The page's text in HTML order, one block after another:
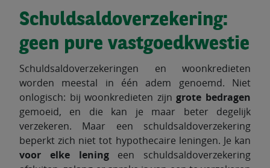
Schuldsaldoverzekering:
geen pure vastgoedkwestie
Schuldsaldoverzekeringen en woonkredieten
worden meestal in één adem genoemd. Niet
onlogisch: bij woonkredieten zijngrote bedragen
gemoeid, en die kan je maar beter degelijk
verzekeren. Maar een schuldsaldoverzekering
beperkt zich niet tot hypothecaire leningen. Je kan
voor elke leningeen schuldsaldoverzekering